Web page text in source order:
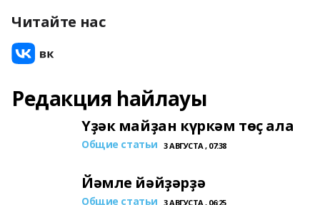
Читайте нас
Редакция һайлауы
Үҙәк майҙан күркәм төҫ ала
Общие статьи 3 АВГУСТА , 07:38
Йәмле йәйҙәрҙә
Общие статьи 3 АВГУСТА , 06:25